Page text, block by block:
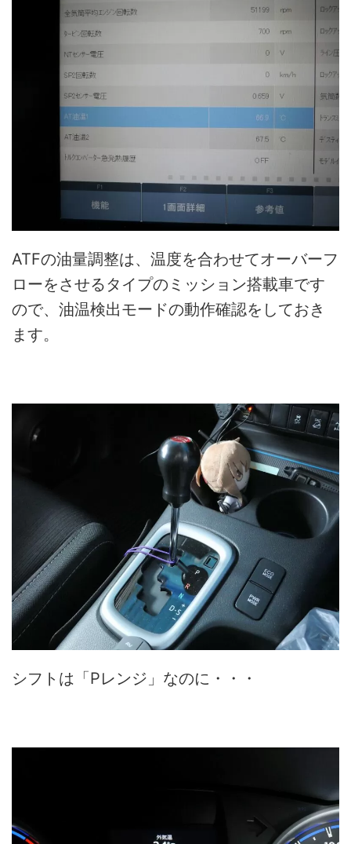
ATFの油量調整は、温度を合わせてオーバーフ
ローをさせるタイプのミッション搭載車です
ので、油温検出モードの動作確認をしておき
ます。
シフトは「Pレンジ」なのに・・・